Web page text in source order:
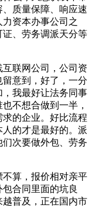
质量保障、响应速
资本办事公司之
、劳务调派天分等
联网公司，公司资
意到，好了，一分
我最好让法务同事
不想合做到一半，
的企业。好比流程
的才是最好的。派
次要做外包、劳务
算，报价相对亲平
合同里面的坑良
普及，正在国内市